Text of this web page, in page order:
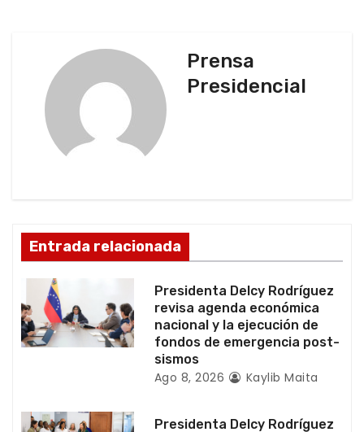
e
n
Prensa
Presidencial
Entrada relacionada
Presidenta Delcy Rodríguez
revisa agenda económica
nacional y la ejecución de
fondos de emergencia post-
sismos
Ago 8, 2026 Kaylib Maita
Presidenta Delcy Rodríguez